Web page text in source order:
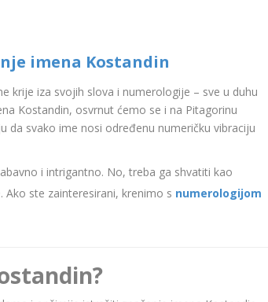
imena Kostandin
krije iza svojih slova i numerologije – sve u duhu
Kostandin, osvrnut ćemo se i na Pitagorinu
da svako ime nosi određenu numeričku vibraciju
i intrigantno. No, treba ga shvatiti kao
Ako ste zainteresirani, krenimo s numerologijom